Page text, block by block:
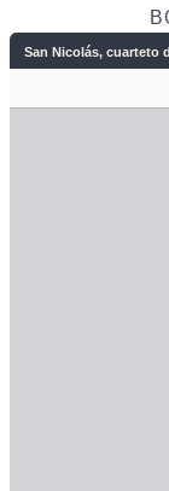
San Nicolás, cuarteto